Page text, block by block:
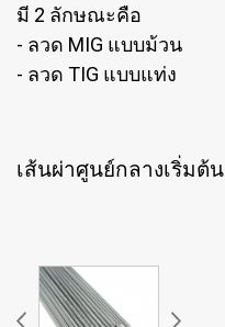
มี 2 ลักษณะคือ
- ลวด MIG แบบม้วน
- ลวด TIG แบบแท่ง
เส้นผ่าศูนย์กลางเริ่มต้น